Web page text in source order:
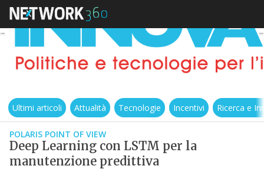
Ultimi articoli Attualità Tecnologie Incentivi Ricerca e
POLARIS POINT OF VIEW
Deep Learning con LSTM per la
manutenzione predittiva